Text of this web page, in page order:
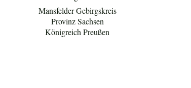
Mansfelder Gebirgskreis
Provinz Sachsen
Königreich Preußen